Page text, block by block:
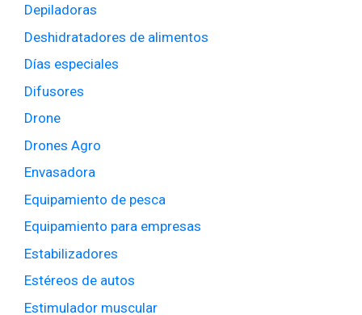
Depiladoras
Deshidratadores de alimentos
Días especiales
Difusores
Drone
Drones Agro
Envasadora
Equipamiento de pesca
Equipamiento para empresas
Estabilizadores
Estéreos de autos
Estimulador muscular